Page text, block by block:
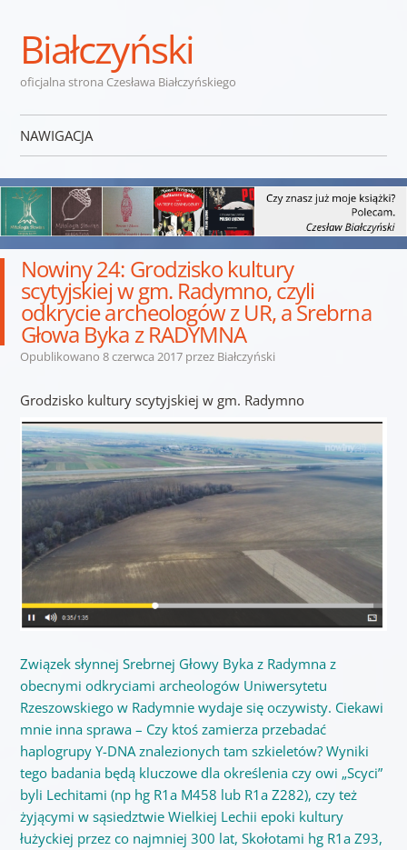
Białczyński
oficjalna strona Czesława Białczyńskiego
NAWIGACJA
Nowiny 24: Grodzisko kultury
scytyjskiej w gm. Radymno, czyli
odkrycie archeologów z UR, a Srebrna
Głowa Byka z RADYMNA
Opublikowano 8 czerwca 2017przez Białczyński
Grodzisko kultury scytyjskiej w gm. Radymno
Związek słynnej Srebrnej Głowy Byka z Radymna z
obecnymi odkryciami archeologów Uniwersytetu
Rzeszowskiego w Radymnie wydaje się oczywisty. Ciekawi
mnie inna sprawa – Czy ktoś zamierza przebadać
haplogrupy Y-DNA znalezionych tam szkieletów? Wyniki
tego badania będą kluczowe dla określenia czy owi „Scyci”
byli Lechitami (np hg R1a M458 lub R1a Z282), czy też
żyjącymi w sąsiedztwie Wielkiej Lechii epoki kultury
łużyckiej przez co najmniej 300 lat, Skołotami hg R1a Z93,